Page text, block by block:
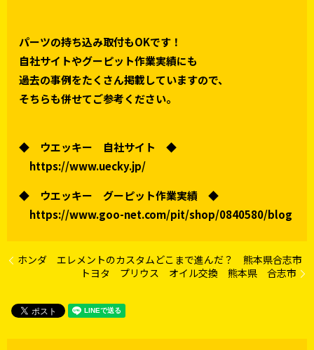
パーツの持ち込み取付もOKです！
自社サイトやグーピット作業実績にも
過去の事例をたくさん掲載していますので、
そちらも併せてご参考ください。
◆ ウエッキー 自社サイト ◆
https://www.uecky.jp/
◆ ウエッキー グーピット作業実績 ◆
https://www.goo-net.com/pit/shop/0840580/blog
ホンダ エレメントのカスタムどこまで進んだ？ 熊本県合志市
トヨタ プリウス オイル交換 熊本県 合志市